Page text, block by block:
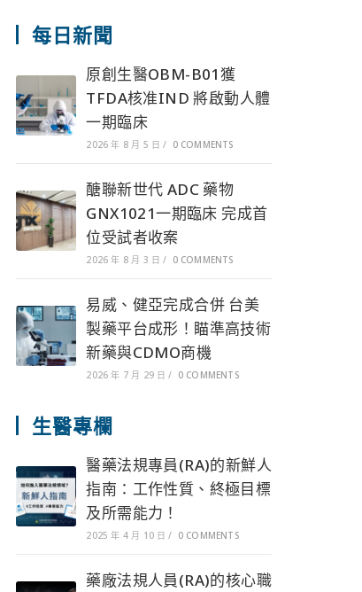
每日新聞
原創生醫OBM-B01獲
TFDA核准IND 將啟動人體
一期臨床
2026 年 8 月 5 日 / 0 COMMENTS
醣聯新世代 ADC 藥物
GNX1021一期臨床 完成首
位受試者收案
2026 年 8 月 3 日 / 0 COMMENTS
易威、健亞完成合併 台美
製藥平台成形！瞄準高技術
新藥與CDMO商機
2026 年 7 月 29 日 / 0 COMMENTS
生醫專欄
醫藥法規專員(RA)的新鮮人
指南：工作性質、終極目標
及所需能力！
2025 年 4 月 10 日 / 0 COMMENTS
藥廠法規人員(RA)的核心職